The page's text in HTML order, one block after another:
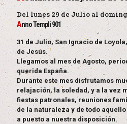
Del lunes 29 de Julio al
Anno Templi 901
31 de Julio, San Ignacio de
de Jesús.
Llegamos al mes de Agosto,
querida España.
Durante este mes disfrutamos
relajación, la soledad, y a la vez
fiestas patronales, reuniones
de la naturaleza y de todo
a puesto a nuestra disposición.